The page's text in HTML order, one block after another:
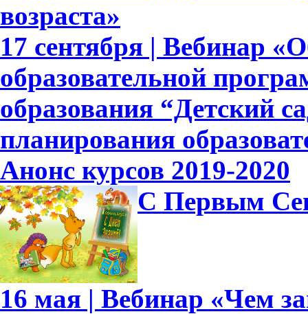
возраста»
17 сентября | Вебинар
образовательной
образования “Детский
планирования
Анонс курсов 2019-2020
С Первым
16 мая | Вебинар «Чем